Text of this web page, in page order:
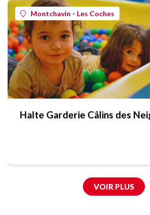
Montchavin - Les Coches
Halte Garderie Câlins des
VOIR PLUS